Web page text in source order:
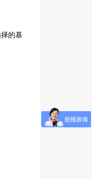
的基